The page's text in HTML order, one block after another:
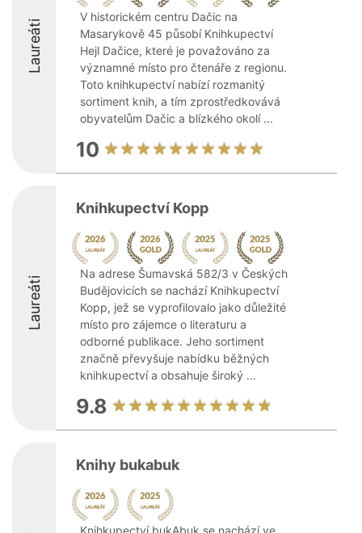
Laureáti
V historickém centru Dačic na
Masarykově 45 působí Knihkupectví
Hejl Dačice, které je považováno za
významné místo pro čtenáře z regionu.
Toto knihkupectví nabízí rozmanitý
sortiment knih, a tím zprostředkovává
obyvatelům Dačic a blízkého okolí ...
10
Laureáti
Knihkupectví Kopp
Na adrese Šumavská 582/3 v Českých
Budějovicích se nachází Knihkupectví
Kopp, jež se vyprofilovalo jako důležité
místo pro zájemce o literaturu a
odborné publikace. Jeho sortiment
značně převyšuje nabídku běžných
knihkupectví a obsahuje široký ...
9.8
Knihy bukabuk
Knihkupectví bukAbuk se nachází ve